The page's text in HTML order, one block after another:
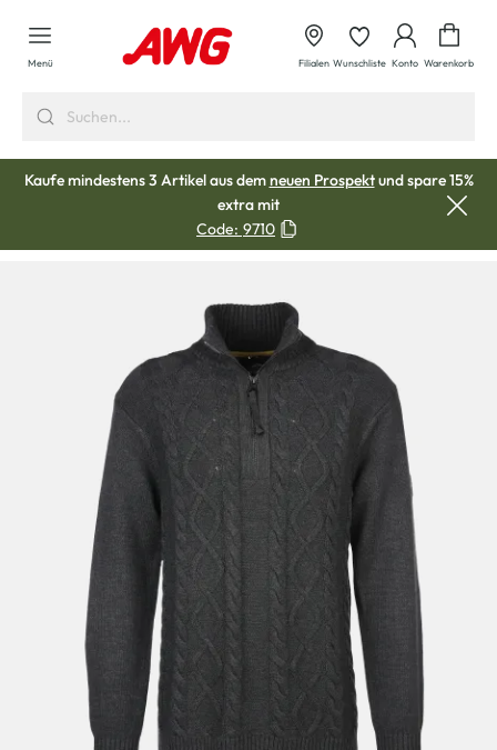
springen
Menü Filialen Wunschliste Konto Warenkorb
Kaufe mindestens 3 Artikel aus demneuen Prospektund spare 15%
extra mit
Code: 9710